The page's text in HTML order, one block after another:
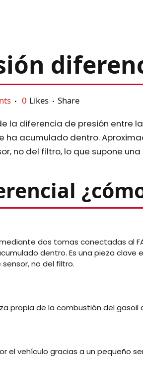
0 Likes Share
la diferencia de presión entre
acumulado dentro.
no del filtro, lo que supone
dos tomas conectadas al
dentro. Es una pieza clave
no del filtro.
propia de la combustión del gasoil
el vehículo gracias a un pequeño